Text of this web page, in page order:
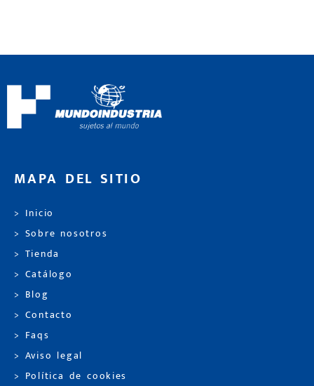
MAPA DEL SITIO
> Inicio
> Sobre nosotros
> Tienda
> Catálogo
> Blog
> Contacto
> Faqs
> Aviso legal
> Política de cookies